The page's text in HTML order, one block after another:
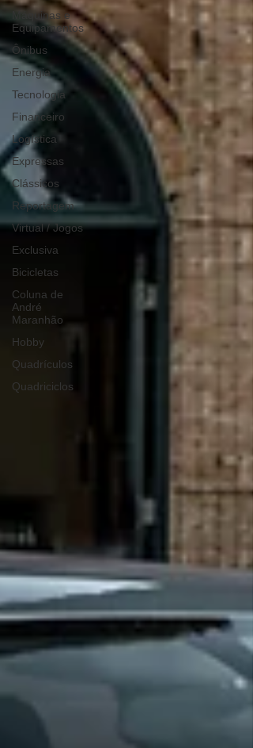
Máquinas e
Equipamentos
Ônibus
Energia
Tecnologia
Financeiro
Logística
Expressas
Clássicos
Reportagem
Virtual / Jogos
Exclusiva
Bicicletas
Coluna de
André
Maranhão
Hobby
Quadrículos
Quadriciclos